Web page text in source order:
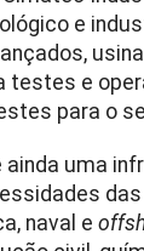
e
testes e
para o
ainda uma
naval e